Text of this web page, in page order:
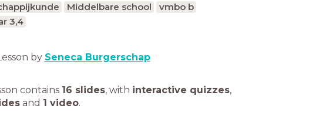
Middelbare school
vmbo b
3,4
by Seneca Burgerschap
contains 16 slides, with interactive quizzes,
and 1 video.